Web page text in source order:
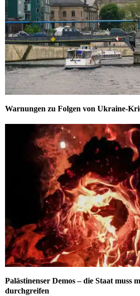
Warnungen zu Folgen von Ukraine-
Palästinenser Demos – die Staat muss
durchgreifen